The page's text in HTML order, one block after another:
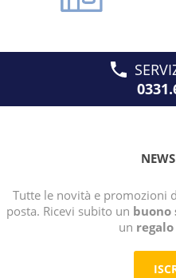
Tutte le novità e promozioni
posta. Ricevi subito un buono
un regalo